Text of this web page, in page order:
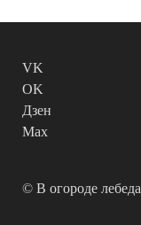
VK
OK
Дзен
Max
© В огороде лебеда